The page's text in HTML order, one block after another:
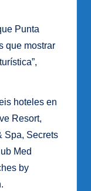
Punta
que mostrar
hoteles en
Resort,
Spa, Secrets
Med
by